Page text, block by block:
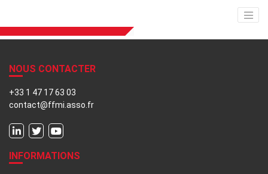
NOUS CONTACTER
+33 1 47 17 63 03
contact@ffmi.asso.fr
INFORMATIONS